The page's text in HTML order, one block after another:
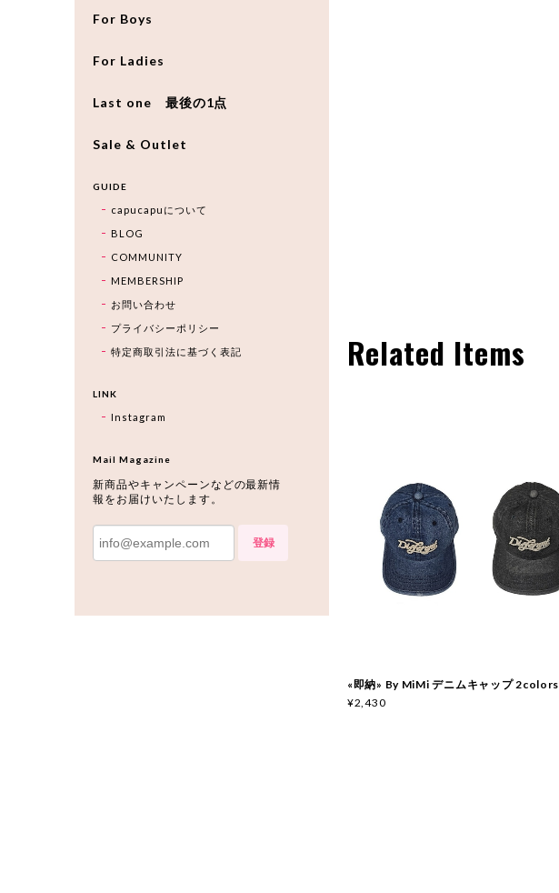
Related Items
«即納» By MiMi デニムキャップ 2colors
¥2,430
For Boys
For Ladies
Last one 最後の1点
Sale & Outlet
GUIDE
capucapuについて
BLOG
COMMUNITY
MEMBERSHIP
お問い合わせ
プライバシーポリシー
特定商取引法に基づく表記
LINK
Instagram
Mail Magazine
新商品やキャンペーンなどの最新情
報をお届けいたします。
登録